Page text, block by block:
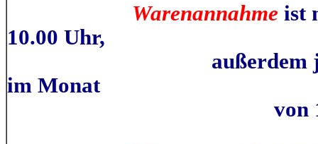
Warenannahme ist
10.00 Uhr,
außerdem jeden
im Monat
von 17.00 bis